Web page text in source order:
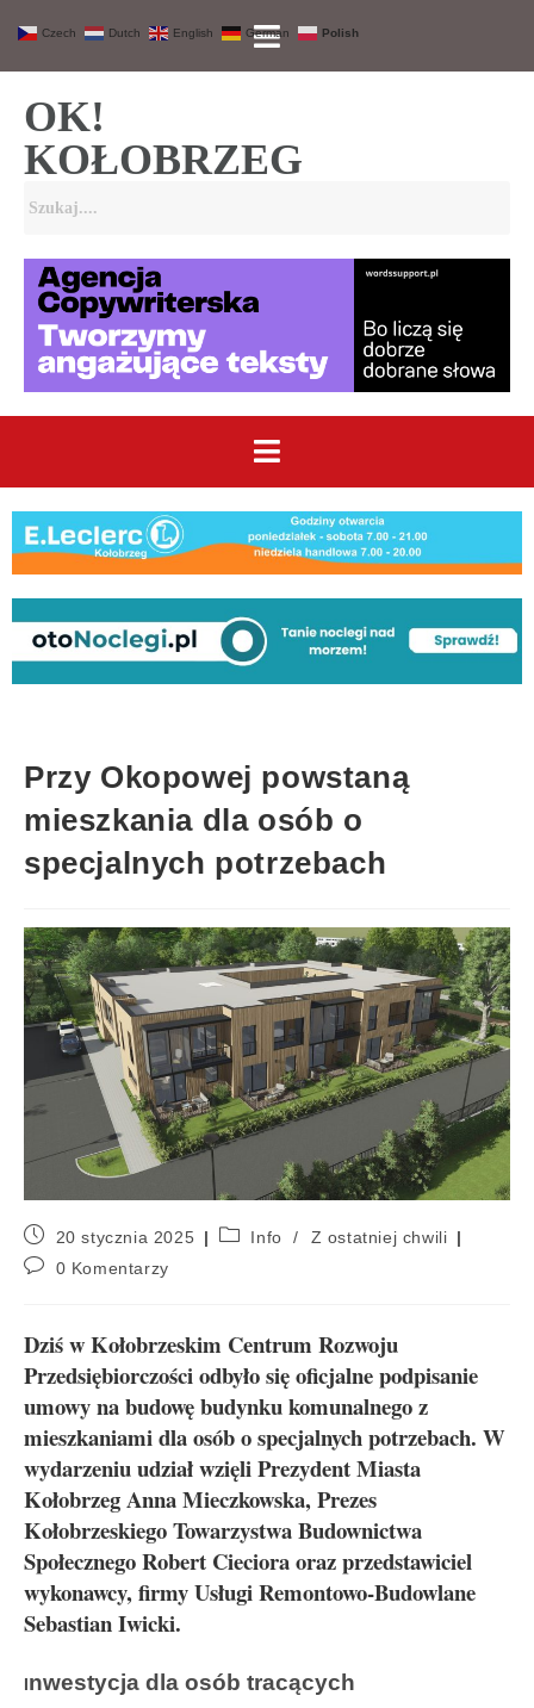
OK!
KOŁOBRZEG
Przy Okopowej powstaną
mieszkania dla osób o
specjalnych potrzebach
20 stycznia 2025 Info /
Z ostatniej chwili
0 Komentarzy
Dziś w Kołobrzeskim Centrum Rozwoju
Przedsiębiorczości odbyło się oficjalne podpisanie
umowy na budowę budynku komunalnego z
mieszkaniami dla osób o specjalnych potrzebach. W
wydarzeniu udział wzięli Prezydent Miasta
Kołobrzeg Anna Mieczkowska, Prezes
Kołobrzeskiego Towarzystwa Budownictwa
Społecznego Robert Cieciora oraz przedstawiciel
wykonawcy, firmy Usługi Remontowo-Budowlane
Sebastian Iwicki.
Inwestycja dla osób tracących
Czech Dutch English German Polish